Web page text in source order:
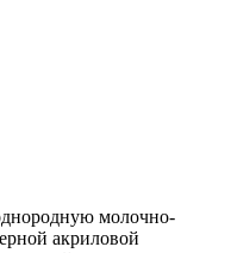
молочно-
акриловой